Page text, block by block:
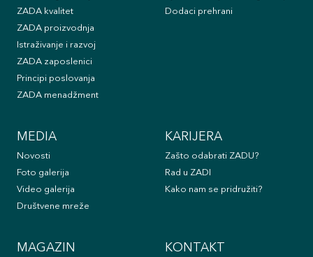
ZADA kvalitet
ZADA proizvodnja
Istraživanje i razvoj
ZADA zaposlenici
Principi poslovanja
ZADA menadžment
Dodaci prehrani
MEDIA
Novosti
Foto galerija
Video galerija
Društvene mreže
KARIJERA
Zašto odabrati ZADU?
Rad u ZADI
Kako nam se pridružiti?
MAGAZIN KONTAKT